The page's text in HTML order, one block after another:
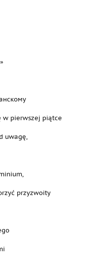
w pierwszej piątce
uwagę,
przyzwoity